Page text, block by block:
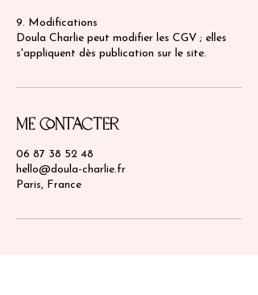
9. Modifications
Doula Charlie peut modifier les CGV ; elles
s'appliquent dès publication sur le site.
Me contacter
06 87 38 52 48
hello@doula-charlie.fr
Paris, France